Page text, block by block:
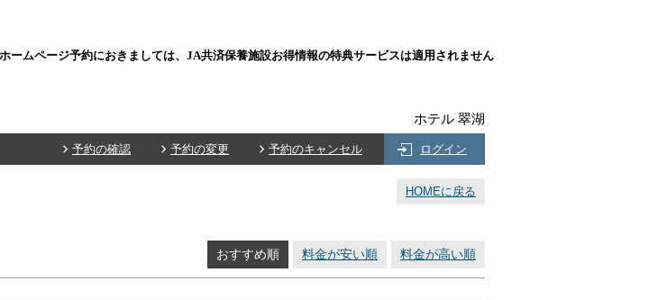
ームページ予約におきましては、JA共済保養施設お得情報の特典サービスは適用されません
ホテル 翠湖
予約の確認 予約の変更 予約のキャンセル ログイン
HOMEに戻る
おすすめ順 料金が安い順 料金が高い順